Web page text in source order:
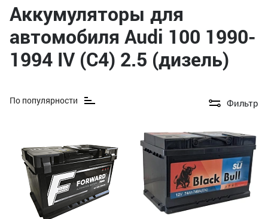
Аккумуляторы для
автомобиля Audi 100 1990-
1994 IV (C4) 2.5 (дизель)
По популярности Фильтр